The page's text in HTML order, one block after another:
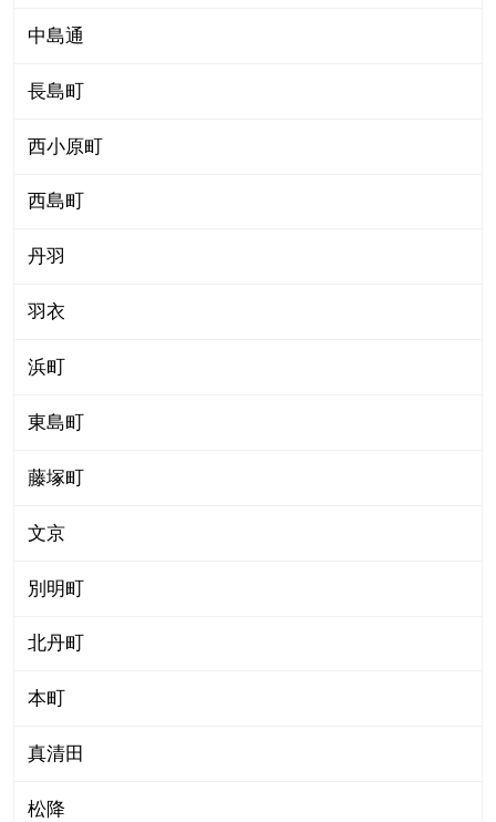
中島通
長島町
西小原町
西島町
丹羽
羽衣
浜町
東島町
藤塚町
文京
別明町
北丹町
本町
真清田
松降